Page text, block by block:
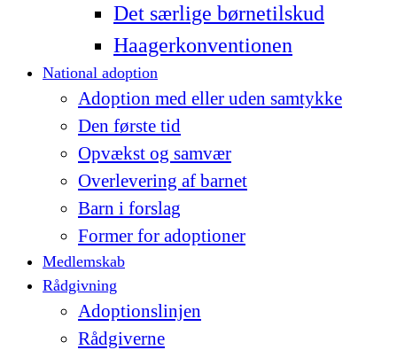
Det særlige børnetilskud
Haagerkonventionen
National adoption
Adoption med eller uden samtykke
Den første tid
Opvækst og samvær
Overlevering af barnet
Barn i forslag
Former for adoptioner
Medlemskab
Rådgivning
Adoptionslinjen
Rådgiverne